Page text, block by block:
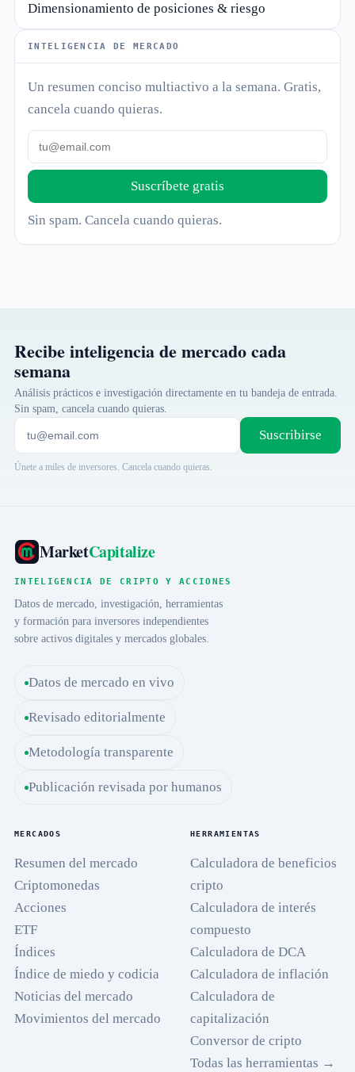
Dimensionamiento de posiciones & riesgo
INTELIGENCIA DE MERCADO
Un resumen conciso multiactivo a la semana. Gratis,
cancela cuando quieras.
Suscríbete gratis
Sin spam. Cancela cuando quieras.
Recibe inteligencia de mercado cada
semana
Análisis prácticos e investigación directamente en tu bandeja de entrada.
Sin spam, cancela cuando quieras.
Suscribirse
Únete a miles de inversores. Cancela cuando quieras.
MarketCapitalize
INTELIGENCIA DE CRIPTO Y ACCIONES
Datos de mercado, investigación, herramientas
y formación para inversores independientes
sobre activos digitales y mercados globales.
Datos de mercado en vivo
Revisado editorialmente
Metodología transparente
Publicación revisada por humanos
MERCADOS
Resumen del mercado
Criptomonedas
Acciones
ETF
Índices
Índice de miedo y codicia
Noticias del mercado
Movimientos del mercado
HERRAMIENTAS
Calculadora de beneficios
cripto
Calculadora de interés
compuesto
Calculadora de DCA
Calculadora de inflación
Calculadora de
capitalización
Conversor de cripto
Todas las herramientas →